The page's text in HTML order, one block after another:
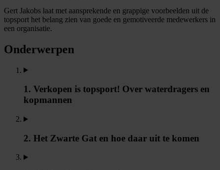
Gert Jakobs laat met aansprekende en grappige voorbeelden uit de
topsport het belang zien van goede en gemotiveerde medewerkers in
een organisatie.
Onderwerpen
1. Verkopen is topsport! Over waterdragers en
kopmannen
2. Het Zwarte Gat en hoe daar uit te komen